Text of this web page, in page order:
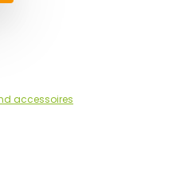
accessoires